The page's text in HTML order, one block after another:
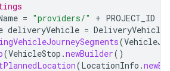
= "providers/" + PROJECT_ID
deliveryVehicle = DeliveryVehicle
(
(VehicleStop .newBuilder()
(LocationInfo .